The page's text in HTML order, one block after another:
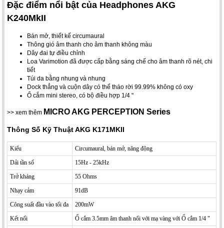
Đặc điểm nổi bật của Headphones AKG
K240MkII
Bán mở, thiết kế circumaural
Thông gió âm thanh cho âm thanh không màu
Dây đai tự điều chỉnh
Loa Varimotion đã được cấp bằng sáng chế cho âm thanh rõ nét, chi
tiết
Túi da bằng nhung và nhung
Dock thẳng và cuộn dây có thể tháo rời 99.99% không có oxy
Ổ cắm mini stereo, có bộ điều hợp 1/4 "
>> xem thêm MICRO AKG PERCEPTION Series
Thông Số Kỹ Thuật AKG K171MKII
Kiểu
Circumaural, bán mở, năng động
Dải tần số
15Hz - 25kHz
Trở kháng
55 Ohms
Nhạy cảm
91dB
Công suất đầu vào tối đa
200mW
Kết nối
Ổ cắm 3.5mm âm thanh nổi với mạ vàng với Ổ cắm 1/4 "